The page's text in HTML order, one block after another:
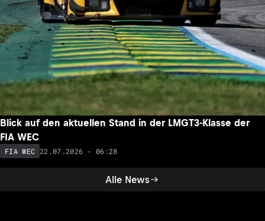
Alle News
Blick auf den aktuellen Stand in der LMGT3-Klasse der
FIA WEC
FIA WEC 22.07.2026 - 06:28